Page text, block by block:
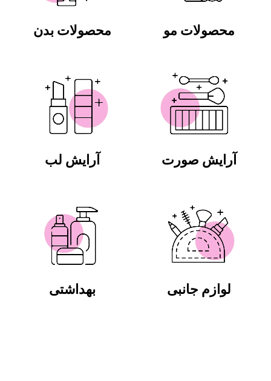
محصولات مو محصولات بدن
آرایش صورت
لوازم جانبی
آرایش لب
بهداشتی